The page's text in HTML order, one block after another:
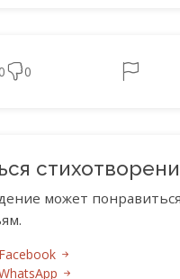
0 0
может понравиться